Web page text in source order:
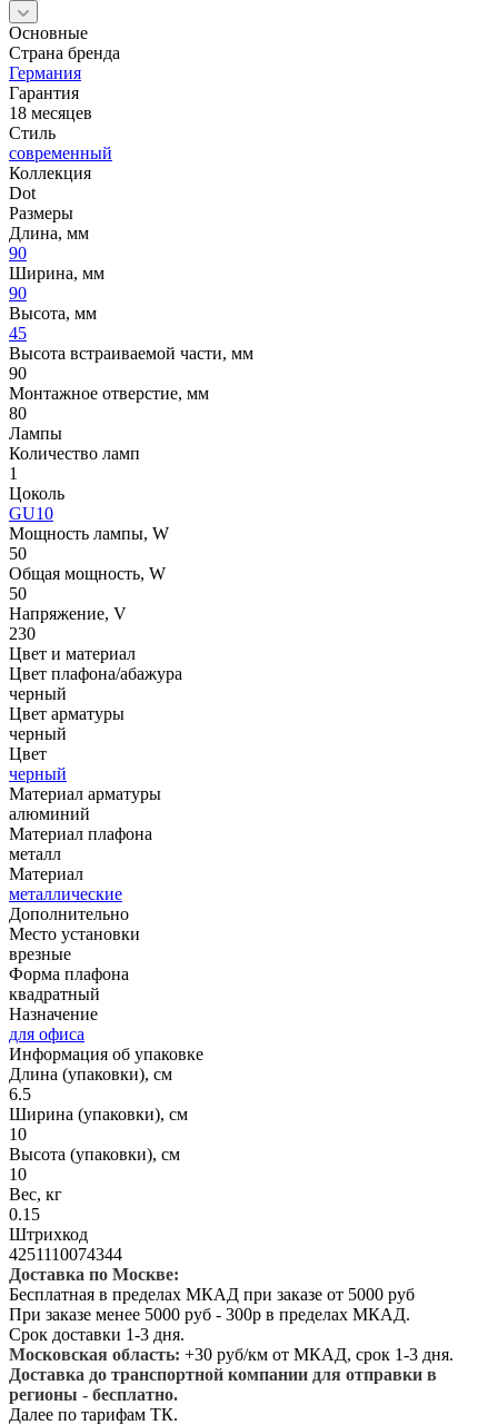
Основные
Страна бренда
Германия
Гарантия
18 месяцев
Стиль
современный
Коллекция
Dot
Размеры
Длина, мм
90
Ширина, мм
90
Высота, мм
45
Высота встраиваемой части, мм
90
Монтажное отверстие, мм
80
Лампы
Количество ламп
1
Цоколь
GU10
Мощность лампы, W
50
Общая мощность, W
50
Напряжение, V
230
Цвет и материал
Цвет плафона/абажура
черный
Цвет арматуры
черный
Цвет
черный
Материал арматуры
алюминий
Материал плафона
металл
Материал
металлические
Дополнительно
Место установки
врезные
Форма плафона
квадратный
Назначение
для офиса
Информация об упаковке
Длина (упаковки), см
6.5
Ширина (упаковки), см
10
Высота (упаковки), см
10
Вес, кг
0.15
Штрихкод
4251110074344
Доставка по Москве:
Бесплатная в пределах МКАД при заказе от 5000 руб
При заказе менее 5000 руб - 300р в пределах МКАД.
Срок доставки 1-3 дня.
Московская область: +30 руб/км от МКАД, срок 1-3 дня.
Доставка до транспортной компании для отправки в
регионы - бесплатно.
Далее по тарифам ТК.